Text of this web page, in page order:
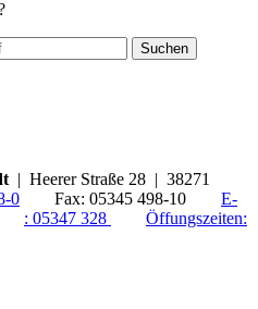
Suchen
| Heerer Straße 28 | 38271
0 Fax: 05345 498-10
E-
: 05347 328
Öffungszeiten: